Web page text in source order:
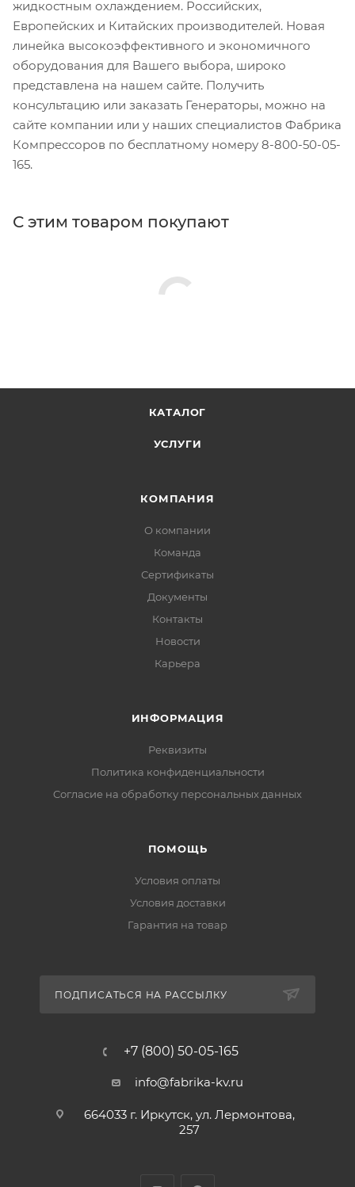
жидкостным охлаждением. Российских,
Европейских и Китайских производителей. Новая
линейка высокоэффективного и экономичного
оборудования для Вашего выбора, широко
представлена на нашем сайте. Получить
консультацию или заказать Генераторы, можно на
сайте компании или у наших специалистов Фабрика
Компрессоров по бесплатному номеру 8-800-50-05-
165.
С этим товаром покупают
КАТАЛОГ
УСЛУГИ
КОМПАНИЯ
О компании
Команда
Сертификаты
Документы
Контакты
Новости
Карьера
ИНФОРМАЦИЯ
Реквизиты
Политика конфиденциальности
Cогласие на обработку персональных данных
ПОМОЩЬ
Условия оплаты
Условия доставки
Гарантия на товар
ПОДПИСАТЬСЯ НА РАССЫЛКУ
+7 (800) 50-05-165
info@fabrika-kv.ru
664033 г. Иркутск, ул. Лермонтова,
257